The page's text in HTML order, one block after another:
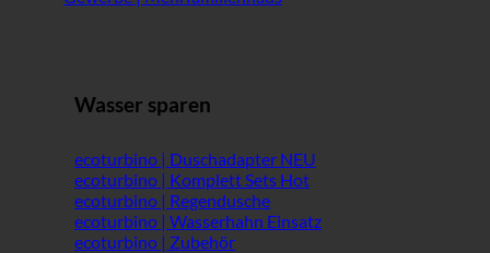
Wasser sparen
ecoturbino | Duschadapter
ecoturbino | Komplett Sets
ecoturbino | Regendusche
ecoturbino | Wasserhahn Einsatz
ecoturbino | Zubehör